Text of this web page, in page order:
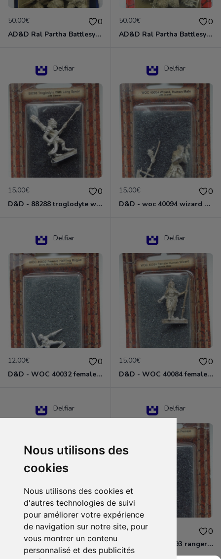
Nous utilisons des
cookies
Nous utilisons des cookies et
d'autres technologies de suivi
pour améliorer votre expérience
de navigation sur notre site, pour
vous montrer un contenu
personnalisé et des publicités
50.00€ 0
AD&D Ral Partha Battlesystem Miniatures Pack Iron Lord Dwarf Crossbowmen 11-854
50.00€ 0
AD&D Ral Partha Battlesystem Villains/Forgotten Realms 11-955 Miniatures
Delfiar
15.00€ 0
D&D - 88288 troglodyte with long Miniature - Donjons Dragons
Delfiar
15.00€ 0
D&D - woc 40094 wizard human male Miniature - Donjons Dragons
Delfiar
12.00€ 0
D&D - WOC 40032 female halfling rogue Miniature - Donjons Dragons
Delfiar
15.00€ 0
D&D - WOC 40084 female human wizard Miniature - Donjons Dragons
Delfiar
15.00€ 0
D&D - 88286 paladin human male Miniature - Donjons Dragons
Delfiar
12.00€ 0
D&D - WOC 40093 ranger human female Miniature - Donjons Dragons